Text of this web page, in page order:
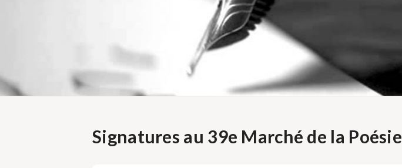
Signatures au 39e Marché de la Poésie